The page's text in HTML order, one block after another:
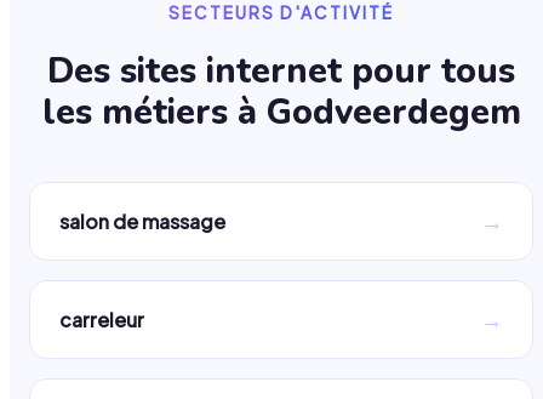
SECTEURS D'ACTIVITÉ
Des sites internet pour tous
les métiers à Godveerdegem
salon de massage →
carreleur →